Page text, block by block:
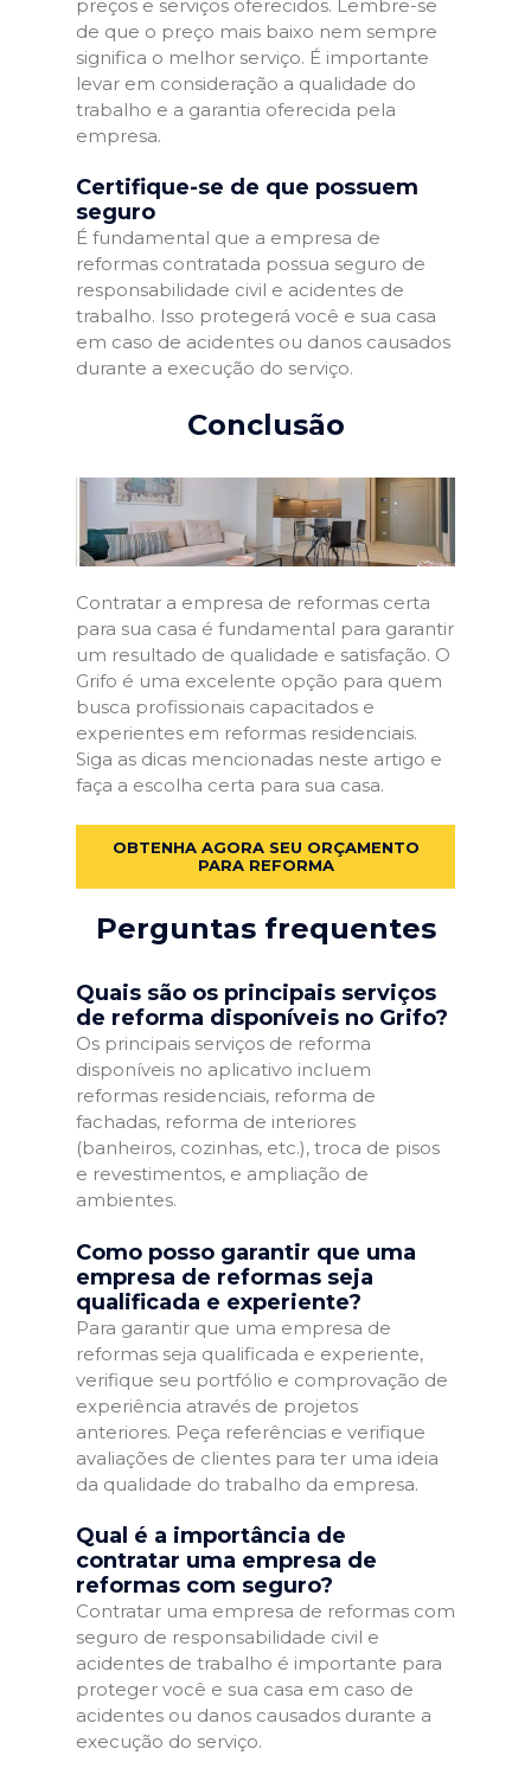
preços e serviços oferecidos. Lembre-se
de que o preço mais baixo nem sempre
significa o melhor serviço. É importante
levar em consideração a qualidade do
trabalho e a garantia oferecida pela
empresa.
Certifique-se de que possuem
seguro
É fundamental que a empresa de
reformas contratada possua seguro de
responsabilidade civil e acidentes de
trabalho. Isso protegerá você e sua casa
em caso de acidentes ou danos causados
durante a execução do serviço.
Conclusão
Contratar a empresa de reformas certa
para sua casa é fundamental para garantir
um resultado de qualidade e satisfação. O
Grifo é uma excelente opção para quem
busca profissionais capacitados e
experientes em reformas residenciais.
Siga as dicas mencionadas neste artigo e
faça a escolha certa para sua casa.
OBTENHA AGORA SEU ORÇAMENTO
PARA REFORMA
Perguntas frequentes
Quais são os principais serviços
de reforma disponíveis no Grifo?
Os principais serviços de reforma
disponíveis no aplicativo incluem
reformas residenciais, reforma de
fachadas, reforma de interiores
(banheiros, cozinhas, etc.), troca de pisos
e revestimentos, e ampliação de
ambientes.
Como posso garantir que uma
empresa de reformas seja
qualificada e experiente?
Para garantir que uma empresa de
reformas seja qualificada e experiente,
verifique seu portfólio e comprovação de
experiência através de projetos
anteriores. Peça referências e verifique
avaliações de clientes para ter uma ideia
da qualidade do trabalho da empresa.
Qual é a importância de
contratar uma empresa de
reformas com seguro?
Contratar uma empresa de reformas com
seguro de responsabilidade civil e
acidentes de trabalho é importante para
proteger você e sua casa em caso de
acidentes ou danos causados durante a
execução do serviço.